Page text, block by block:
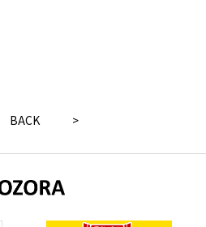
BACK >